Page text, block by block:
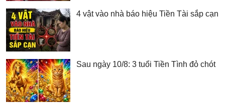
4 vật vào nhà báo hiệu Tiền Tài sắp cạn
Sau ngày 10/8: 3 tuổi Tiền Tình đỏ chót